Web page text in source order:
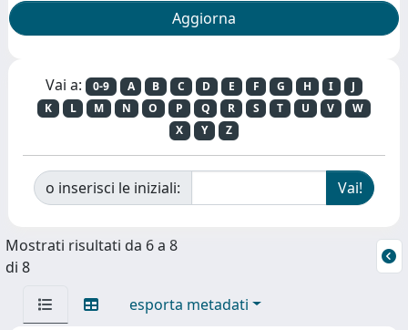
Vai a: 0-9 A B C D E F G H I
J
K
L M N O P Q R S T U V
W
X
Y Z
o inserisci le iniziali:
Mostrati risultati da 6 a 8
di 8
esporta metadati